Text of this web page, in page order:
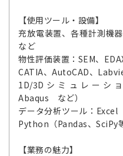
【使用ツール・設備】
充放電装置、各種計測機
など
物性評価装置：SEM、
CATIA、AutoCAD、
1D/3Dシミュレーシ
Abaqus など）
データ分析ツール：Excel
Python（Pandas、SciPy
【業務の魅力】